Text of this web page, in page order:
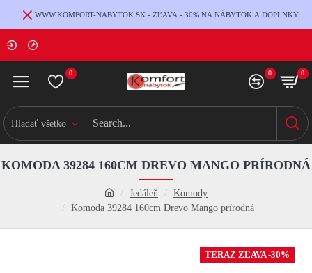
WWW.KOMFORT-NABYTOK.SK - ZĽAVA - 30% NA NÁBYTOK A DOPLNKY
0 0 0
Hladať všetko
Jedáleň
Komody
Komoda 39284 160cm Drevo Mango prírodná
KOMODA 39284 160CM DREVO MANGO PRÍRODNÁ
TERAZ ZĽAVA -30%